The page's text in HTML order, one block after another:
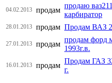
04.02.2013 продам
продаю
карбиратор
28.01.2013 продам Продам ВАЗ
27.01.2013 продам
продам форд
1993г.в.
16.01.2013 продам
Продам ГАЗ
г.